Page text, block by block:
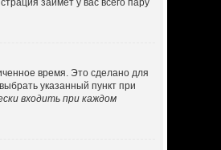
займёт у вас всего пару
время. Это сделано для
указанный пункт при
входить при каждом